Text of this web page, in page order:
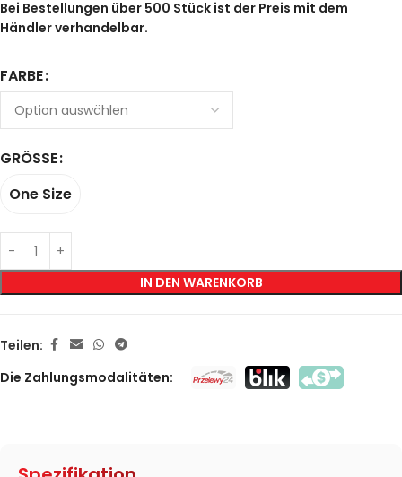
Bei Bestellungen über 500 Stück ist der Preis mit dem
Händler verhandelbar.
FARBE
GRÖSSE
One Size
IN DEN WARENKORB
Teilen:
Die Zahlungsmodalitäten: